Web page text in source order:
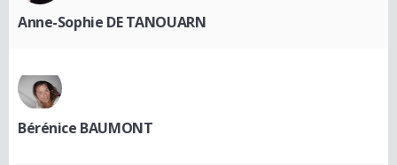
Anne-Sophie DE TANOUARN
Bérénice BAUMONT